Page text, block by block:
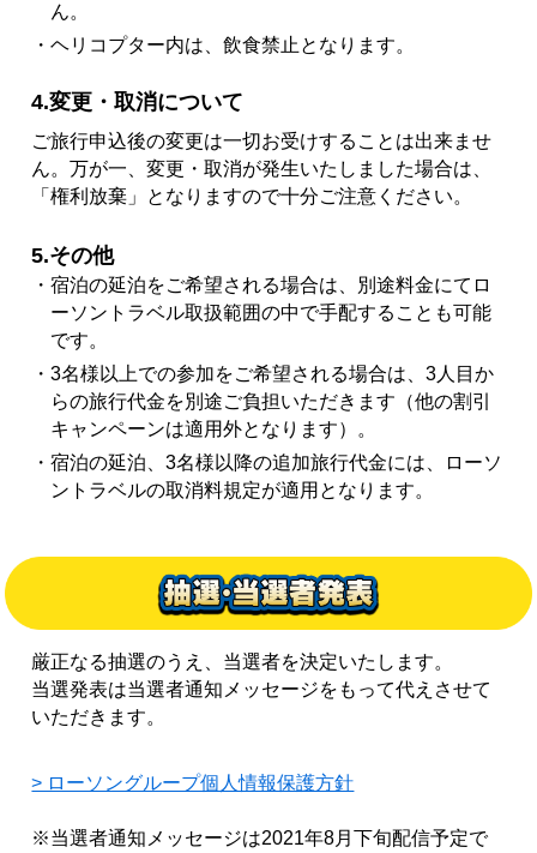
ん。
・ヘリコプター内は、飲食禁止となります。
4.変更・取消について
ご旅行申込後の変更は一切お受けすることは出来ませ
ん。万が一、変更・取消が発生いたしました場合は、
「権利放棄」となりますので十分ご注意ください。
5.その他
・宿泊の延泊をご希望される場合は、別途料金にてロ
ーソントラベル取扱範囲の中で手配することも可能
です。
・3名様以上での参加をご希望される場合は、3人目か
らの旅行代金を別途ご負担いただきます（他の割引
キャンペーンは適用外となります）。
・宿泊の延泊、3名様以降の追加旅行代金には、ローソ
ントラベルの取消料規定が適用となります。
厳正なる抽選のうえ、当選者を決定いたします。
当選発表は当選者通知メッセージをもって代えさせて
いただきます。
> ローソングループ個人情報保護方針
※当選者通知メッセージは2021年8月下旬配信予定で